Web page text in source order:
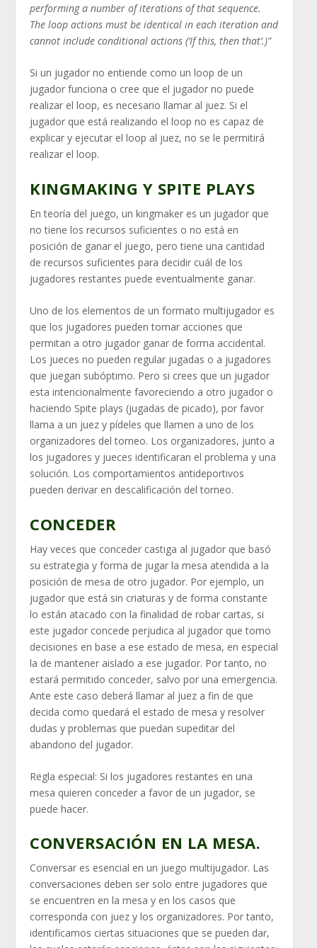
performing a number of iterations of that sequence.
The loop actions must be identical in each iteration and
cannot include conditional actions (‘If this, then that’.)”
Si un jugador no entiende como un loop de un
jugador funciona o cree que el jugador no puede
realizar el loop, es necesario llamar al juez. Si el
jugador que está realizando el loop no es capaz de
explicar y ejecutar el loop al juez, no se le permitirá
realizar el loop.
KINGMAKING Y SPITE PLAYS
En teoría del juego, un kingmaker es un jugador que
no tiene los recursos suficientes o no está en
posición de ganar el juego, pero tiene una cantidad
de recursos suficientes para decidir cuál de los
jugadores restantes puede eventualmente ganar.
Uno de los elementos de un formato multijugador es
que los jugadores pueden tomar acciones que
permitan a otro jugador ganar de forma accidental.
Los jueces no pueden regular jugadas o a jugadores
que juegan subóptimo. Pero si crees que un jugador
esta intencionalmente favoreciendo a otro jugador o
haciendo Spite plays (jugadas de picado), por favor
llama a un juez y pídeles que llamen a uno de los
organizadores del torneo. Los organizadores, junto a
los jugadores y jueces identificaran el problema y una
solución. Los comportamientos antideportivos
pueden derivar en descalificación del torneo.
CONCEDER
Hay veces que conceder castiga al jugador que basó
su estrategia y forma de jugar la mesa atendida a la
posición de mesa de otro jugador. Por ejemplo, un
jugador que está sin criaturas y de forma constante
lo están atacado con la finalidad de robar cartas, si
este jugador concede perjudica al jugador que tomo
decisiones en base a ese estado de mesa, en especial
la de mantener aislado a ese jugador. Por tanto, no
estará permitido conceder, salvo por una emergencia.
Ante este caso deberá llamar al juez a fin de que
decida como quedará el estado de mesa y resolver
dudas y problemas que puedan supeditar del
abandono del jugador.
Regla especial: Si los jugadores restantes en una
mesa quieren conceder a favor de un jugador, se
puede hacer.
CONVERSACIÓN EN LA MESA.
Conversar es esencial en un juego multijugador. Las
conversaciones deben ser solo entre jugadores que
se encuentren en la mesa y en los casos que
corresponda con juez y los organizadores. Por tanto,
identificamos ciertas situaciones que se pueden dar,